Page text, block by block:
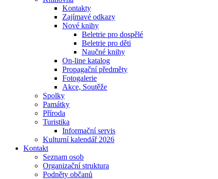
Kontakty
Zajímavé odkazy
Nové knihy
Beletrie pro dospělé
Beletrie pro děti
Naučné knihy
On-line katalog
Propagační předměty
Fotogalerie
Akce, Soutěže
Spolky
Památky
Příroda
Turistika
Informační servis
Kulturní kalendář 2026
Kontakt
Seznam osob
Organizační struktura
Podněty občanů